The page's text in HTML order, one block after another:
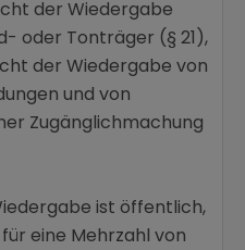
der Wiedergabe
oder Tonträger (§ 21),
der Wiedergabe von
und von
Zugänglichmachung
ist öffentlich,
eine Mehrzahl von